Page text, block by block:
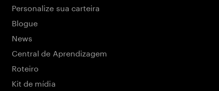
Personalize sua carteira
Blogue
News
Central de Aprendizagem
Roteiro
Kit de mídia